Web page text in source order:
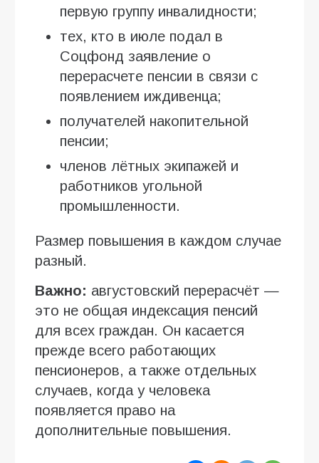
первую группу инвалидности;
тех, кто в июле подал в
Соцфонд заявление о
перерасчете пенсии в связи с
появлением иждивенца;
получателей накопительной
пенсии;
членов лётных экипажей и
работников угольной
промышленности.
Размер повышения в каждом случае
разный.
Важно: августовский перерасчёт —
это не общая индексация пенсий
для всех граждан. Он касается
прежде всего работающих
пенсионеров, а также отдельных
случаев, когда у человека
появляется право на
дополнительные повышения.